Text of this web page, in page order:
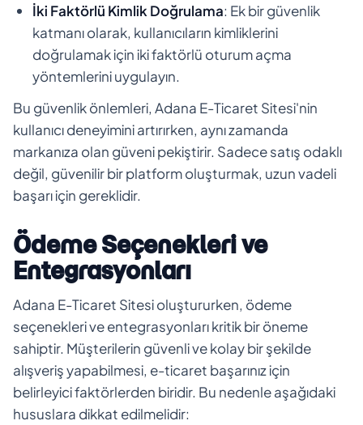
İki Faktörlü Kimlik Doğrulama: Ek bir güvenlik
katmanı olarak, kullanıcıların kimliklerini
doğrulamak için iki faktörlü oturum açma
yöntemlerini uygulayın.
Bu güvenlik önlemleri, Adana E-Ticaret Sitesi'nin
kullanıcı deneyimini artırırken, aynı zamanda
markanıza olan güveni pekiştirir. Sadece satış odaklı
değil, güvenilir bir platform oluşturmak, uzun vadeli
başarı için gereklidir.
Ödeme Seçenekleri ve
Entegrasyonları
Adana E-Ticaret Sitesi oluştururken, ödeme
seçenekleri ve entegrasyonları kritik bir öneme
sahiptir. Müşterilerin güvenli ve kolay bir şekilde
alışveriş yapabilmesi, e-ticaret başarınız için
belirleyici faktörlerden biridir. Bu nedenle aşağıdaki
hususlara dikkat edilmelidir: